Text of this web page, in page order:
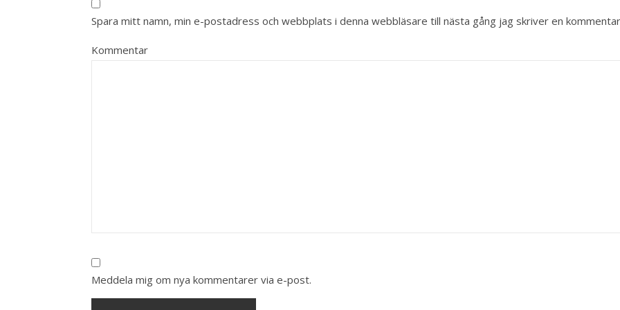
Spara mitt namn, min e-postadress och webbplats i denna webbläsare till nästa gång jag skriver en
Kommentar
Meddela mig om nya kommentarer via e-post.